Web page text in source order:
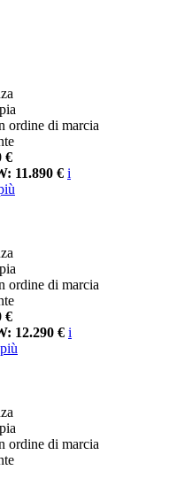
ordine di marcia
€
11.890 € i
ordine di marcia
€
12.290 € i
ordine di marcia